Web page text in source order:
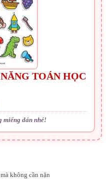
TOÁN HỌC
miếng dán nhé!
không cần nặn